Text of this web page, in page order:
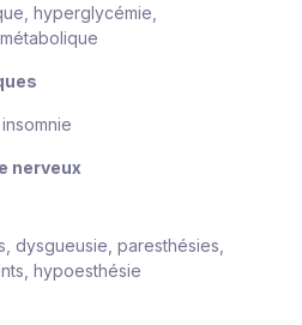
hyperglycémie,
nerveux
dysgueusie, paresthésies,
hypoesthésie